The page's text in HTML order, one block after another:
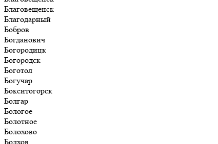
Благовещенск
Благодарный
Бобров
Богданович
Богородицк
Богородск
Боготол
Богучар
Бокситогорск
Болгар
Бологое
Болотное
Болохово
Болхов